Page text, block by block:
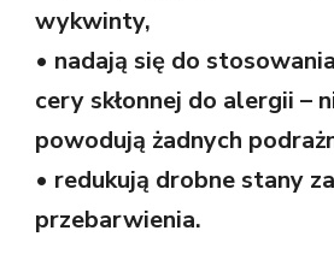
wykwinty,
• nadają się do
cery skłonnej do alergii –
powodują żadnych
• redukują drobne stany
przebarwienia.